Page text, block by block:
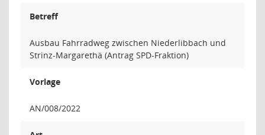
Betreff
Ausbau Fahrradweg zwischen Niederlibbach und
Strinz-Margarethä (Antrag SPD-Fraktion)
Vorlage
AN/008/2022